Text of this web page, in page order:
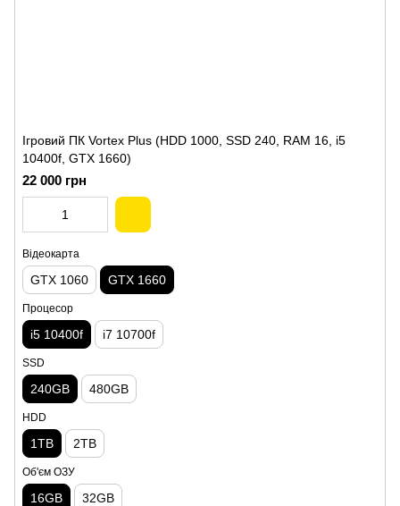
Ігровий ПК Vortex Plus (HDD 1000, SSD 240, RAM 16, i5
10400f, GTX 1660)
22 000 грн
Відеокарта
GTX 1060 GTX 1660
Процесор
i5 10400f i7 10700f
SSD
240GB 480GB
HDD
1TB 2TB
Об'єм ОЗУ
16GB 32GB